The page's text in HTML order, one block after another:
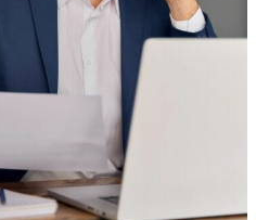
Repeater
Répéteur commercial